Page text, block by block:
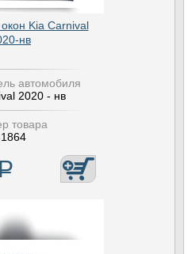
Kia Carnival
нв
автомобиля
2020 - нв
товара